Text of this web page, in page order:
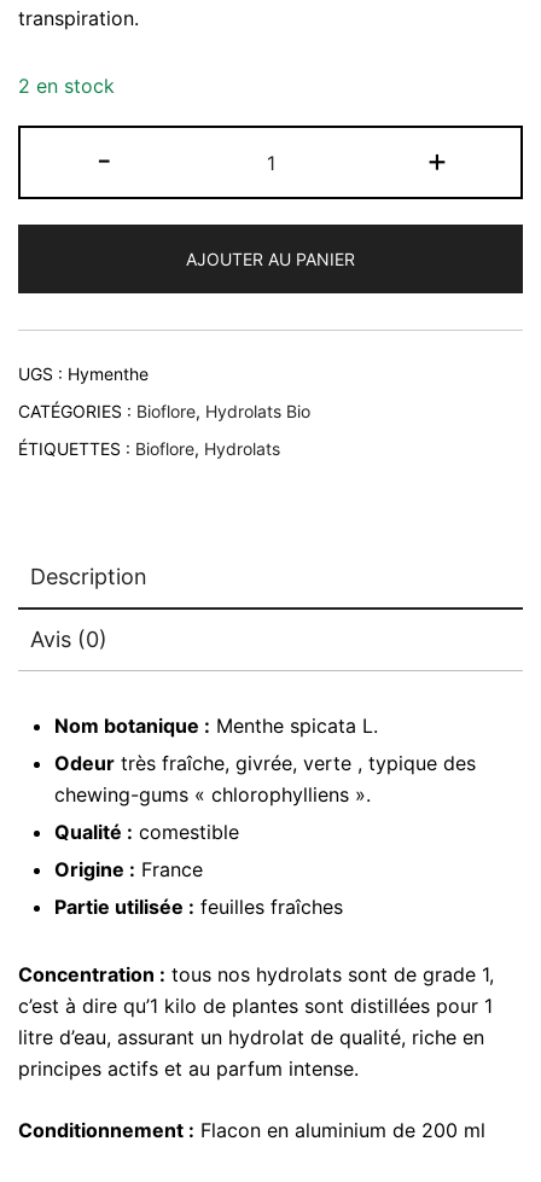
transpiration.
2 en stock
-
de
Hydrolat
Menthe
poivrée
Bio
+
AJOUTER AU PANIER
UGS : Hymenthe
CATÉGORIES : Bioflore, Hydrolats Bio
ÉTIQUETTES : Bioflore, Hydrolats
Description
Avis (0)
Nom botanique : Menthe spicata L.
Odeur très fraîche, givrée, verte , typique des
chewing-gums « chlorophylliens ».
Qualité : comestible
Origine : France
Partie utilisée : feuilles fraîches
Concentration : tous nos hydrolats sont de grade 1,
c’est à dire qu’1 kilo de plantes sont distillées pour 1
litre d’eau, assurant un hydrolat de qualité, riche en
principes actifs et au parfum intense.
Conditionnement : Flacon en aluminium de 200 ml